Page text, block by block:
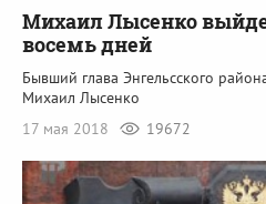
Михаил Лысенко
восемь дней
Бывший глава Энгельсского
Михаил Лысенко
17 мая 2018
19672